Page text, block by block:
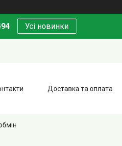
Усі новинки
Доставка та оплата